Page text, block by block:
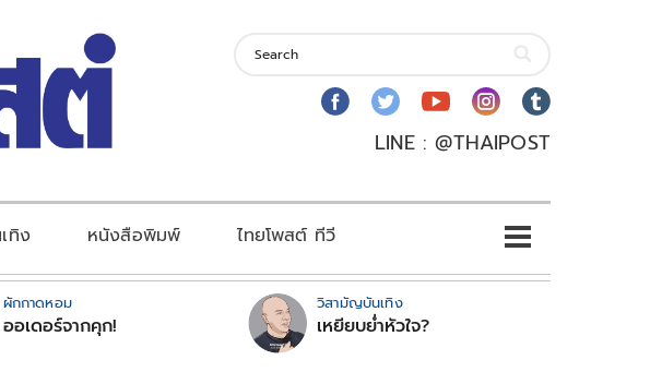
LINE : @THAIPOST
ทิง หนังสือพิมพ์ ไทยโพสต์ ทีวี
ผักกาดหอม
ออเดอร์จากคุก!
วิสามัญบันเทิง
เหยียบย่ำหัวใจ?